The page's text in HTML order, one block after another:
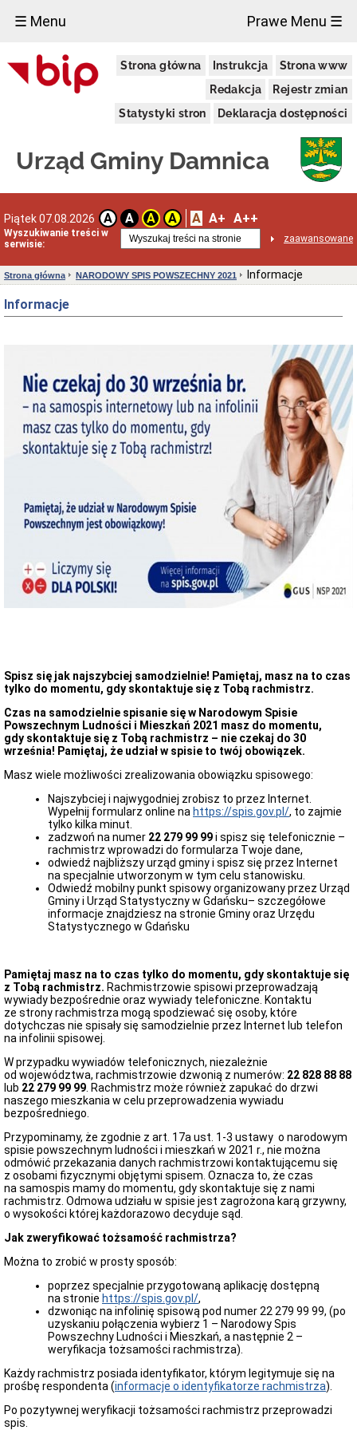
☰ Menu Prawe Menu ☰
Strona główna Instrukcja
Strona www
Redakcja
Rejestr zmian
Statystyki stron
Deklaracja dostępności
Urząd Gminy Damnica
Piątek 07.08.2026 A A A A A A+ A++
Wyszukiwanie treści w
serwisie:
zaawansowane
Urząd
Gminy
Gmina
Dni
interesantów
w
sprawach
i
wniosków
Informacja
dla
Urzędu
Regulamin
Organizacyjny
Statut
Gminy
Społeczne
Punkty
nieodpłatnej
prawnej
Raport
gminy
Ochrona
Danych
Osobowych
Rejestr
żłobków
Punkt
Zaufany
Zarządzanie
Kryzysowe
Komunikaty
Informacja
sprawie
Komunikat
z
dnia
28.04.2026
o
przydatności
do
spożycia
oraz
odwołaniu
komunikatu
dnia
14.04.2026
Komunikat
z
dnia
13.04.2026
warunkowej
przydatności
wody
spożycia
miejscowości
Oświadczenia
majątkowe
Urząd
Gminy
Radni
Jednostki
Strona główna NARODOWY SPIS POWSZECHNY 2021 Informacje
Informacje
Spisz się jak najszybciej samodzielnie! Pamiętaj, masz na to czas
tylko do momentu, gdy skontaktuje się z Tobą rachmistrz.
Czas na samodzielnie spisanie się w Narodowym Spisie
Powszechnym Ludności i Mieszkań 2021 masz do momentu,
gdy skontaktuje się z Tobą rachmistrz – nie czekaj do 30
września! Pamiętaj, że udział w spisie to twój obowiązek.
Masz wiele możliwości zrealizowania obowiązku spisowego:
Najszybciej i najwygodniej zrobisz to przez Internet.
Wypełnij formularz online na https://spis.gov.pl/, to zajmie
tylko kilka minut.
zadzwoń na numer 22 279 99 99i spisz się telefonicznie –
rachmistrz wprowadzi do formularza Twoje dane,
odwiedź najbliższy urząd gminy i spisz się przez Internet
na specjalnie utworzonym w tym celu stanowisku.
Odwiedź mobilny punkt spisowy organizowany przez Urząd
Gminy i Urząd Statystyczny w Gdańsku– szczegółowe
informacje znajdziesz na stronie Gminy oraz Urzędu
Statystycznego w Gdańsku
Pamiętaj masz na to czas tylko do momentu, gdy skontaktuje się
z Tobą rachmistrz. Rachmistrzowie spisowi przeprowadzają
wywiady bezpośrednie oraz wywiady telefoniczne. Kontaktu
ze strony rachmistrza mogą spodziewać się osoby, które
dotychczas nie spisały się samodzielnie przez Internet lub telefon
na infolinii spisowej.
W przypadku wywiadów telefonicznych, niezależnie
od województwa, rachmistrzowie dzwonią z numerów: 22 828 88 88
lub 22 279 99 99 . Rachmistrz może również zapukać do drzwi
naszego mieszkania w celu przeprowadzenia wywiadu
bezpośredniego.
Przypominamy, że zgodnie z art. 17a ust. 1-3 ustawy o narodowym
spisie powszechnym ludności i mieszkań w 2021 r., nie można
odmówić przekazania danych rachmistrzowi kontaktującemu się
z osobami fizycznymi objętymi spisem. Oznacza to, że czas
na samospis mamy do momentu, gdy skontaktuje się z nami
rachmistrz. Odmowa udziału w spisie jest zagrożona karą grzywny,
o wysokości której każdorazowo decyduje sąd.
Jak zweryfikować tożsamość rachmistrza?
Można to zrobić w prosty sposób:
poprzez specjalnie przygotowaną aplikację dostępną
na stronie https://spis.gov.pl/,
dzwoniąc na infolinię spisową pod numer 22 279 99 99, (po
uzyskaniu połączenia wybierz 1 – Narodowy Spis
Powszechny Ludności i Mieszkań, a następnie 2 –
weryfikacja tożsamości rachmistrza).
Każdy rachmistrz posiada identyfikator, którym legitymuje się na
prośbę respondenta (informacje o identyfikatorze rachmistrza).
Po pozytywnej weryfikacji tożsamości rachmistrz przeprowadzi
spis.
×